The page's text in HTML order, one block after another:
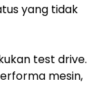
yang tidak
test drive.
mesin,